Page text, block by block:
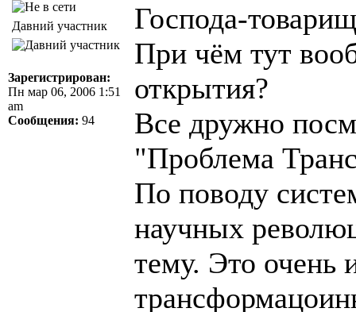
Давний участник
Зарегистрирован:
Пн мар 06, 2006 1:51
am
Сообщения: 94
Господа-
При чём тут
открытия?
Все дружно
"Проблема
По поводу
научных
тему. Это очень